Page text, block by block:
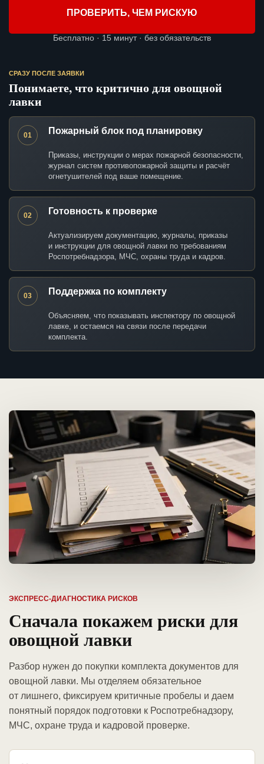
ПРОВЕРИТЬ, ЧЕМ РИСКУЮ
Бесплатно · 15 минут · без обязательств
СРАЗУ ПОСЛЕ ЗАЯВКИ
Понимаете, что критично для овощной
лавки
01 Пожарный блок под планировку
Приказы, инструкции о мерах пожарной безопасности,
журнал систем противопожарной защиты и расчёт
огнетушителей под ваше помещение.
02 Готовность к проверке
Актуализируем документацию, журналы, приказы
и инструкции для овощной лавки по требованиям
Роспотребнадзора, МЧС, охраны труда и кадров.
03 Поддержка по комплекту
Объясняем, что показывать инспектору по овощной
лавке, и остаемся на связи после передачи
комплекта.
ЭКСПРЕСС-ДИАГНОСТИКА РИСКОВ
Сначала покажем риски для
овощной лавки
Разбор нужен до покупки комплекта документов для
овощной лавки. Мы отделяем обязательное
от лишнего, фиксируем критичные пробелы и даем
понятный порядок подготовки к Роспотребнадзору,
МЧС, охране труда и кадровой проверке.